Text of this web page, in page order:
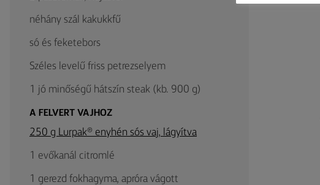
néhány szál kakukkfű
só és feketebors
Széles levelű friss petrezselyem
1 jó minőségű hátszín steak (kb. 900 g)
A FELVERT VAJHOZ
250 g Lurpak® enyhén sós vaj, lágyítva
1 evőkanál citromlé
1 gerezd fokhagyma, apróra vágott